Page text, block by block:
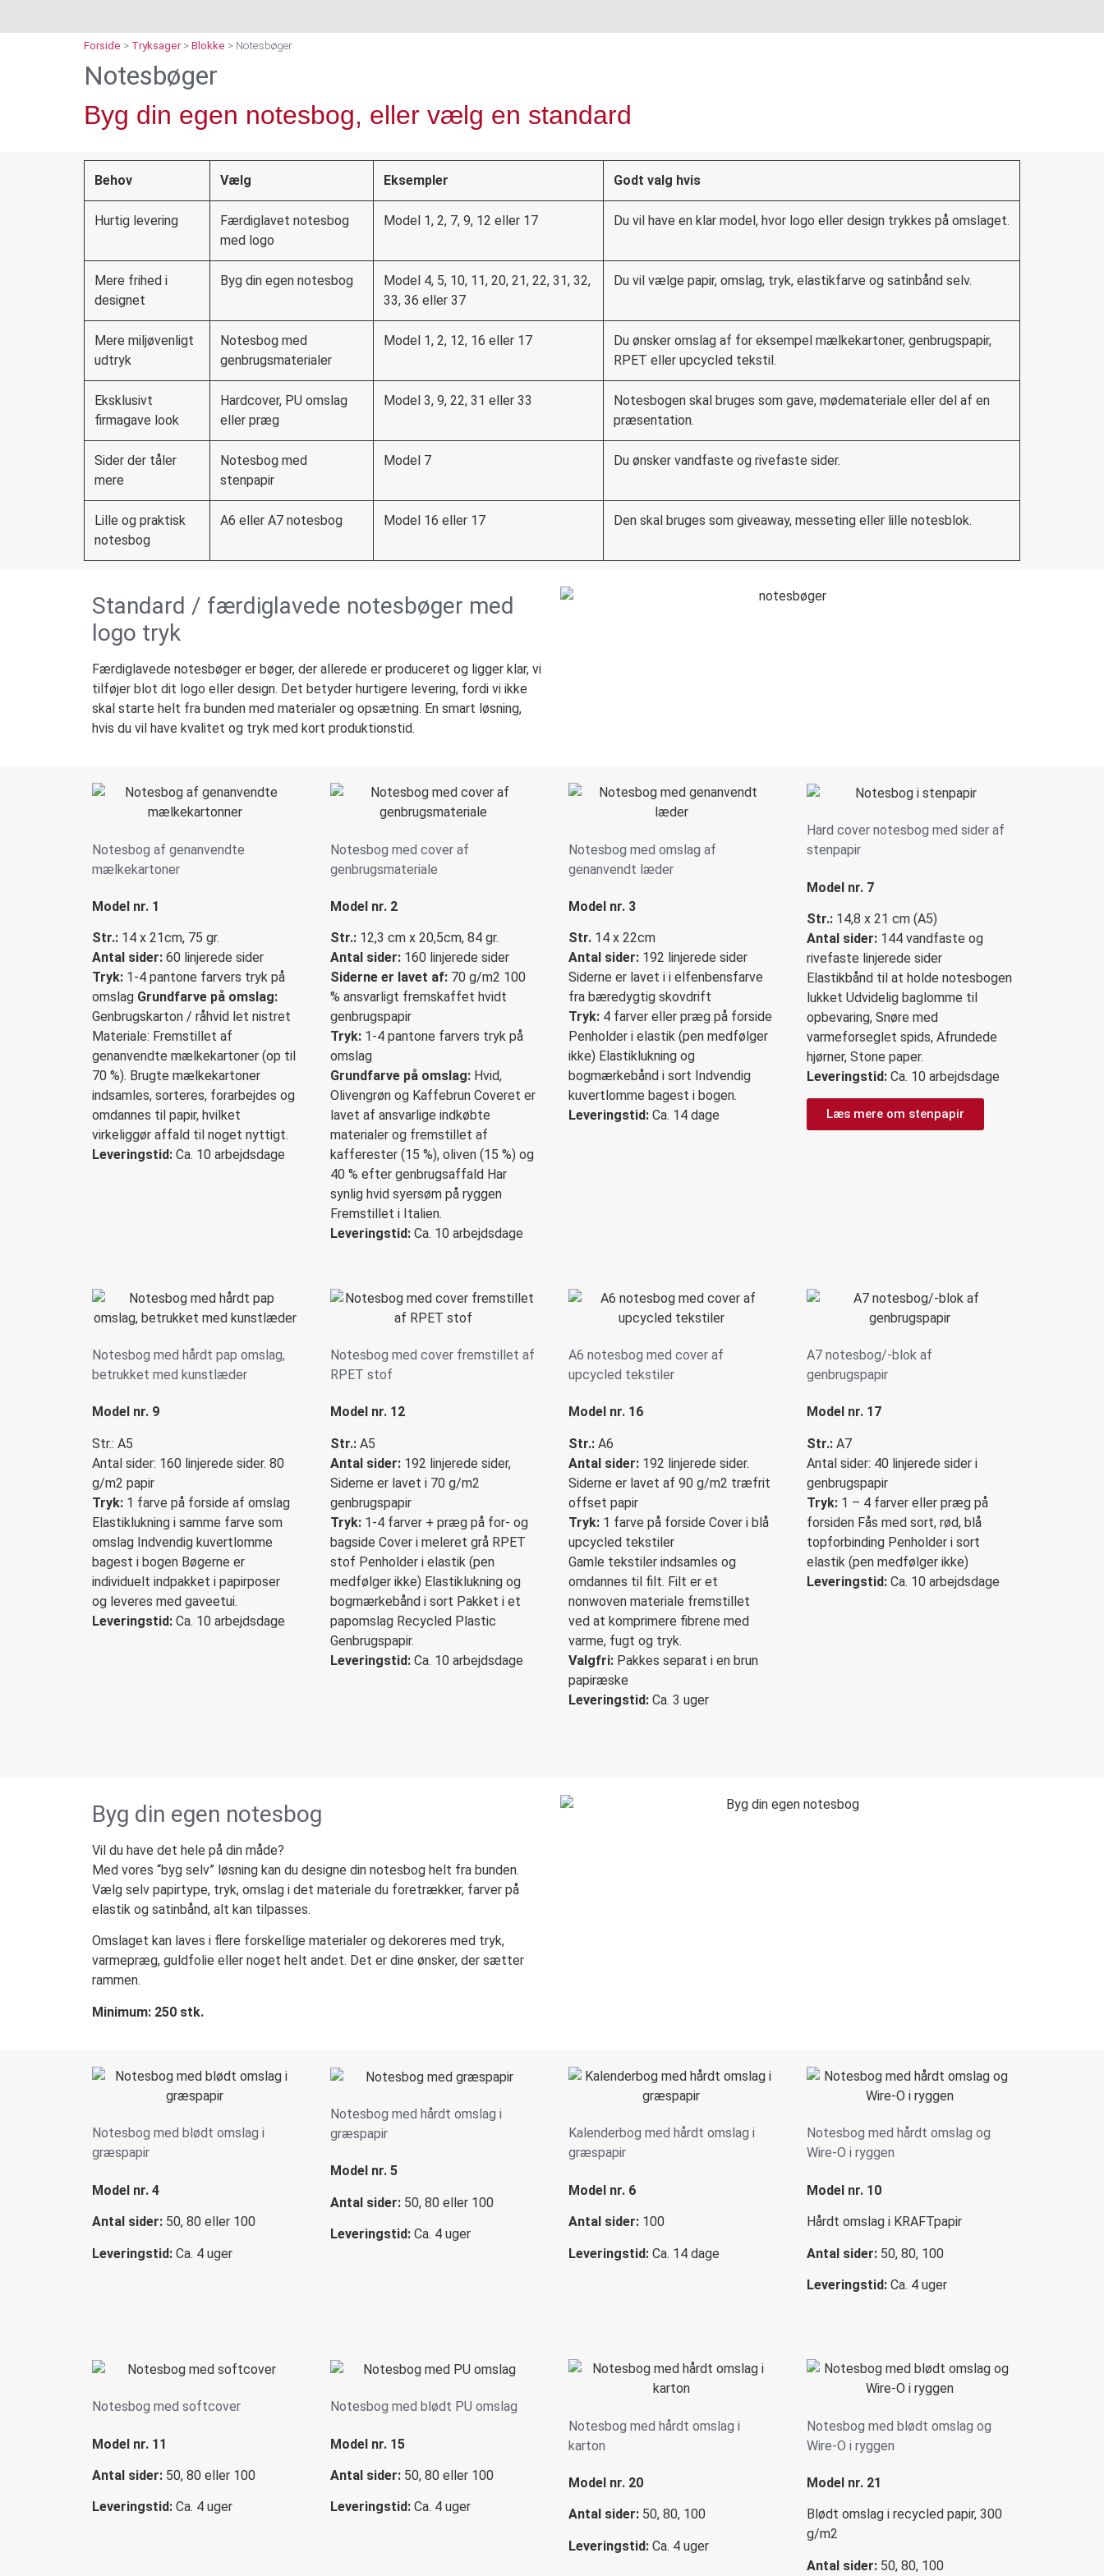
Forside > Tryksager>Blokke > Notesbøger
Notesbøger
Byg din egen notesbog, eller vælg en standard
Behov Vælg Eksempler Godt valg hvis
Hurtig levering
Færdiglavet notesbog
med logo
Model 1, 2, 7, 9, 12 eller 17 Du vil have en klar model, hvor logo eller design trykkes på omslaget.
Mere frihed i
designet
Byg din egen notesbog
Model 4, 5, 10, 11, 20, 21, 22, 31, 32,
33, 36 eller 37
Du vil vælge papir, omslag, tryk, elastikfarve og satinbånd selv.
Mere miljøvenligt
udtryk
Notesbog med
genbrugsmaterialer
Model 1, 2, 12, 16 eller 17
Du ønsker omslag af for eksempel mælkekartoner, genbrugspapir,
RPET eller upcycled tekstil.
Eksklusivt
firmagave look
Hardcover, PU omslag
eller præg
Model 3, 9, 22, 31 eller 33
Notesbogen skal bruges som gave, mødemateriale eller del af en
præsentation.
Sider der tåler
mere
Notesbog med
stenpapir
Model 7 Du ønsker vandfaste og rivefaste sider.
Lille og praktisk
notesbog
A6 eller A7 notesbog Model 16 eller 17 Den skal bruges som giveaway, messeting eller lille notesblok.
Standard / færdiglavede notesbøger med
logo tryk
Færdiglavede notesbøger er bøger, der allerede er produceret og ligger klar, vi
tilføjer blot dit logo eller design. Det betyder hurtigere levering, fordi vi ikke
skal starte helt fra bunden med materialer og opsætning. En smart løsning,
hvis du vil have kvalitet og tryk med kort produktionstid.
Notesbog af genanvendte
mælkekartoner
Model nr. 1
Str.: 14 x 21cm, 75 gr.
Antal sider: 60 linjerede sider
Tryk: 1-4 pantone farvers tryk på
omslag Grundfarve på omslag:
Genbrugskarton / råhvid let nistret
Materiale: Fremstillet af
genanvendte mælkekartoner (op til
70 %). Brugte mælkekartoner
indsamles, sorteres, forarbejdes og
omdannes til papir, hvilket
virkeliggør affald til noget nyttigt.
Leveringstid: Ca. 10 arbejdsdage
Notesbog med cover af
genbrugsmateriale
Model nr. 2
Str.: 12,3 cm x 20,5cm, 84 gr.
Antal sider: 160 linjerede sider
Siderne er lavet af: 70 g/m2 100
% ansvarligt fremskaffet hvidt
genbrugspapir
Tryk: 1-4 pantone farvers tryk på
omslag
Grundfarve på omslag: Hvid,
Olivengrøn og Kaffebrun Coveret er
lavet af ansvarlige indkøbte
materialer og fremstillet af
kafferester (15 %), oliven (15 %) og
40 % efter genbrugsaffald Har
synlig hvid syersøm på ryggen
Fremstillet i Italien.
Leveringstid: Ca. 10 arbejdsdage
Notesbog med omslag af
genanvendt læder
Model nr. 3
Str. 14 x 22cm
Antal sider: 192 linjerede sider
Siderne er lavet i i elfenbensfarve
fra bæredygtig skovdrift
Tryk: 4 farver eller præg på forside
Penholder i elastik (pen medfølger
ikke) Elastiklukning og
bogmærkebånd i sort Indvendig
kuvertlomme bagest i bogen.
Leveringstid: Ca. 14 dage
Hard cover notesbog med sider af
stenpapir
Model nr. 7
Str.: 14,8 x 21 cm (A5)
Antal sider: 144 vandfaste og
rivefaste linjerede sider
Elastikbånd til at holde notesbogen
lukket Udvidelig baglomme til
opbevaring, Snøre med
varmeforseglet spids, Afrundede
hjørner, Stone paper.
Leveringstid: Ca. 10 arbejdsdage
Læs mere om stenpapir
Notesbog med hårdt pap omslag,
betrukket med kunstlæder
Model nr. 9
Str.: A5
Antal sider: 160 linjerede sider. 80
g/m2 papir
Tryk: 1 farve på forside af omslag
Elastiklukning i samme farve som
omslag Indvendig kuvertlomme
bagest i bogen Bøgerne er
individuelt indpakket i papirposer
og leveres med gaveetui.
Leveringstid: Ca. 10 arbejdsdage
Notesbog med cover fremstillet af
RPET stof
Model nr. 12
Str.: A5
Antal sider: 192 linjerede sider,
Siderne er lavet i 70 g/m2
genbrugspapir
Tryk: 1-4 farver + præg på for- og
bagside Cover i meleret grå RPET
stof Penholder i elastik (pen
medfølger ikke) Elastiklukning og
bogmærkebånd i sort Pakket i et
papomslag Recycled Plastic
Genbrugspapir.
Leveringstid: Ca. 10 arbejdsdage
A6 notesbog med cover af
upcycled tekstiler
Model nr. 16
Str.: A6
Antal sider: 192 linjerede sider.
Siderne er lavet af 90 g/m2 træfrit
offset papir
Tryk: 1 farve på forside Cover i blå
upcycled tekstiler
Gamle tekstiler indsamles og
omdannes til filt. Filt er et
nonwoven materiale fremstillet
ved at komprimere fibrene med
varme, fugt og tryk.
Valgfri: Pakkes separat i en brun
papiræske
Leveringstid: Ca. 3 uger
A7 notesbog/-blok af
genbrugspapir
Model nr. 17
Str.: A7
Antal sider: 40 linjerede sider i
genbrugspapir
Tryk: 1 – 4 farver eller præg på
forsiden Fås med sort, rød, blå
topforbinding Penholder i sort
elastik (pen medfølger ikke)
Leveringstid: Ca. 10 arbejdsdage
Byg din egen notesbog
Vil du have det hele på din måde?
Med vores “byg selv” løsning kan du designe din notesbog helt fra bunden.
Vælg selv papirtype, tryk, omslag i det materiale du foretrækker, farver på
elastik og satinbånd, alt kan tilpasses.
Omslaget kan laves i flere forskellige materialer og dekoreres med tryk,
varmepræg, guldfolie eller noget helt andet. Det er dine ønsker, der sætter
rammen.
Minimum: 250 stk.
Notesbog med blødt omslag i
græspapir
Model nr. 4
Antal sider: 50, 80 eller 100
Leveringstid: Ca. 4 uger
Notesbog med hårdt omslag i
græspapir
Model nr. 5
Antal sider: 50, 80 eller 100
Leveringstid: Ca. 4 uger
Kalenderbog med hårdt omslag i
græspapir
Model nr. 6
Antal sider: 100
Leveringstid: Ca. 14 dage
Notesbog med hårdt omslag og
Wire-O i ryggen
Model nr. 10
Hårdt omslag i KRAFTpapir
Antal sider: 50, 80, 100
Leveringstid: Ca. 4 uger
Notesbog med softcover
Model nr. 11
Antal sider: 50, 80 eller 100
Leveringstid: Ca. 4 uger
Notesbog med blødt PU omslag
Model nr. 15
Antal sider: 50, 80 eller 100
Leveringstid: Ca. 4 uger
Notesbog med hårdt omslag i
karton
Model nr. 20
Antal sider: 50, 80, 100
Leveringstid: Ca. 4 uger
Notesbog med blødt omslag og
Wire-O i ryggen
Model nr. 21
Blødt omslag i recycled papir, 300
g/m2
Antal sider: 50, 80, 100